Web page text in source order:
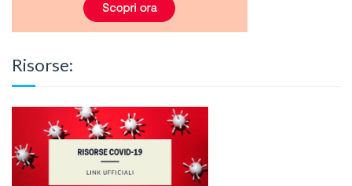
Risorse: